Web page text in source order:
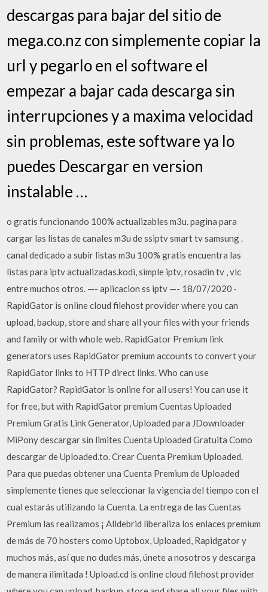
descargas para bajar del sitio de
mega.co.nz con simplemente copiar la
url y pegarlo en el software el
empezar a bajar cada descarga sin
interrupciones y a maxima velocidad
sin problemas, este software ya lo
puedes Descargar en version
instalable …
o gratis funcionando 100% actualizables m3u. pagina para
cargar las listas de canales m3u de ssiptv smart tv samsung .
canal dedicado a subir listas m3u 100% gratis encuentra las
listas para iptv actualizadas.kodi, simple iptv, rosadin tv , vlc
entre muchos otros. —- aplicacion ss iptv —- 18/07/2020 ·
RapidGator is online cloud filehost provider where you can
upload, backup, store and share all your files with your friends
and family or with whole web. RapidGator Premium link
generators uses RapidGator premium accounts to convert your
RapidGator links to HTTP direct links. Who can use
RapidGator? RapidGator is online for all users! You can use it
for free, but with RapidGator premium Cuentas Uploaded
Premium Gratis Link Generator, Uploaded para JDownloader
MiPony descargar sin limites Cuenta Uploaded Gratuita Como
descargar de Uploaded.to. Crear Cuenta Premium Uploaded.
Para que puedas obtener una Cuenta Premium de Uploaded
simplemente tienes que seleccionar la vigencia del tiempo con el
cual estarás utilizando la Cuenta. La entrega de las Cuentas
Premium las realizamos ¡ Alldebrid liberaliza los enlaces premium
de más de 70 hosters como Uptobox, Uploaded, Rapidgator y
muchos más, así que no dudes más, únete a nosotros y descarga
de manera ilimitada ! Upload.cd is online cloud filehost provider